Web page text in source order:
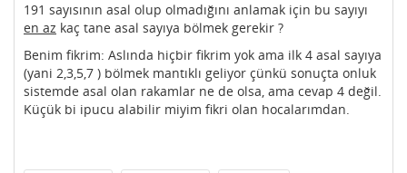
191 sayısının asal olup olmadığını anlamak için bu sayıyı
en az kaç tane asal sayıya bölmek gerekir ?
Benim fikrim: Aslında hiçbir fikrim yok ama ilk 4 asal sayıya
(yani 2,3,5,7 ) bölmek mantıklı geliyor çünkü sonuçta onluk
sistemde asal olan rakamlar ne de olsa, ama cevap 4 değil.
Küçük bi ipucu alabilir miyim fikri olan hocalarımdan.